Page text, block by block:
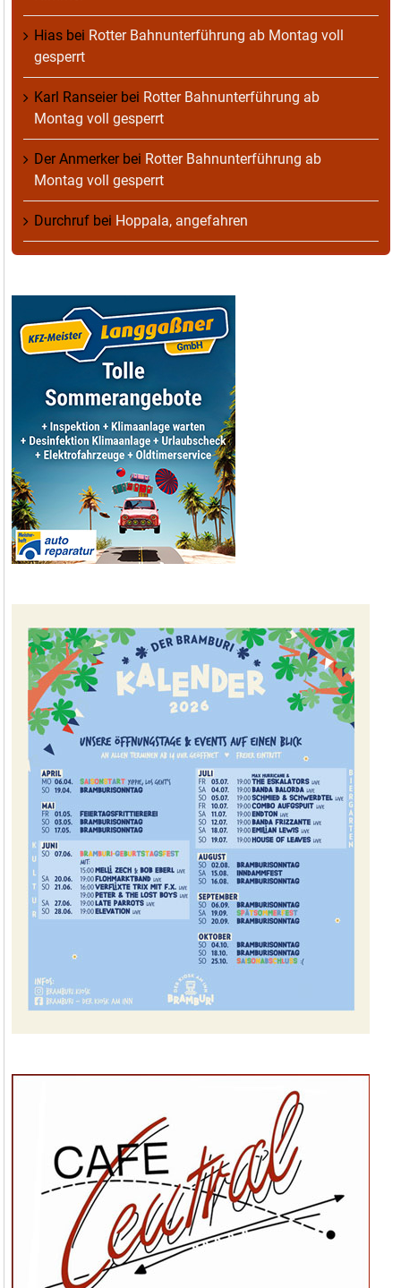
Hias bei Rotter Bahnunterführung ab Montag voll
gesperrt
Karl Ranseierbei Rotter Bahnunterführung ab
Montag voll gesperrt
Der Anmerkerbei Rotter Bahnunterführung ab
Montag voll gesperrt
Durchruf bei Hoppala, angefahren